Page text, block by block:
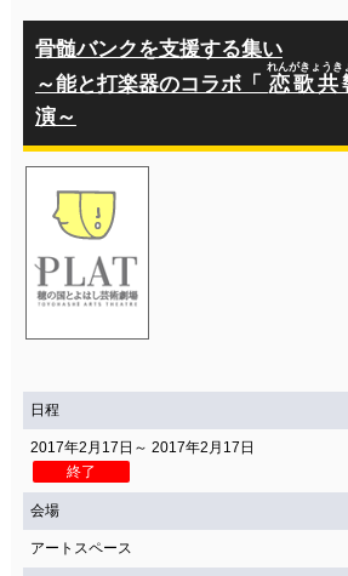
骨髄バンクを支援する集い
～能と打楽器のコラボ「 恋歌共
れんがきょうき
演～
日程
2017年2月17日～ 2017年2月17日
終了
会場
アートスペース